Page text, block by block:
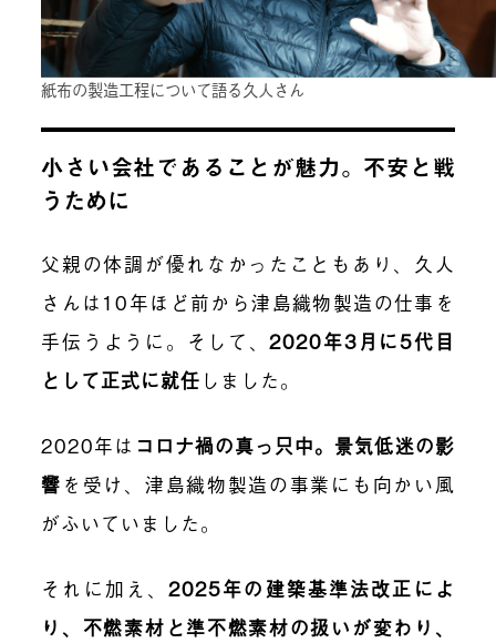
紙布の製造工程について語る久人さん
小さい会社であることが魅力。不安と戦
うために
父親の体調が優れなかったこともあり、久人
さんは10年ほど前から津島織物製造の仕事を
手伝うように。そして、2020年3月に5代目
として正式に就任 しました。
2020年は コロナ禍の真っ只中。景気低迷の影
響 を受け、津島織物製造の事業にも向かい風
がふいていました。
それに加え、2025年の建築基準法改正によ
り、不燃素材と準不燃素材の扱いが変わり、